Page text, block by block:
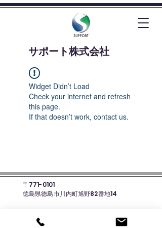
​サポート株式会社
Widget Didn’t Load
Check your internet and refresh
this page.
If that doesn’t work, contact us.
〒771-0101
徳島県徳島市川内町旭野82番地14
☎088-678-8135